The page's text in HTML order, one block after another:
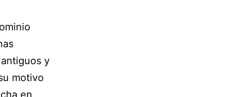
y
motivo